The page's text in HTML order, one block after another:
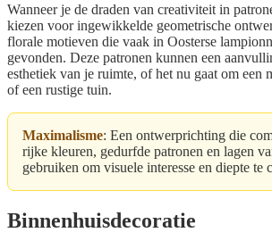
Wanneer je de draden van creativiteit in
kiezen voor ingewikkelde geometrische
florale motieven die vaak in Oosterse
gevonden. Deze patronen kunnen een
esthetiek van je ruimte, of het nu gaat om een
of een rustige tuin.
Maximalisme: Een ontwerprichting die
rijke kleuren, gedurfde patronen en lagen
gebruiken om visuele interesse en diepte te
Binnenhuisdecoratie